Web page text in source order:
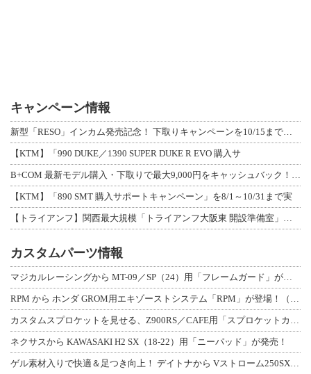
キャンペーン情報
新型「RESO」インカム発売記念！ 下取りキャンペーンを10/15まで延長して開
【KTM】「990 DUKE／1390 SUPER DUKE R EVO 購入サ
B+COM 最新モデル購入・下取りで最大9,000円をキャッシュバック！「B+F
【KTM】「890 SMT 購入サポートキャンペーン」を8/1～10/31まで実
【トライアンフ】関西最大規模「トライアンフ大阪東 開設準備室」がオープン！ 限定
カスタムパーツ情報
マジカルレーシングから MT-09／SP（24）用「フレームガード」が登場！
RPM から ホンダ GROM用エキゾーストシステム「RPM」が登場！（動画あり
カスタムスプロケットを見せる、Z900RS／CAFE用「スプロケットカバーフルキ
ネクサスから KAWASAKI H2 SX（18-22）用「ニーパッド」が発売！
ゲル素材入りで快適＆足つき向上！ デイトナから Vストローム250SX用「快適ロ